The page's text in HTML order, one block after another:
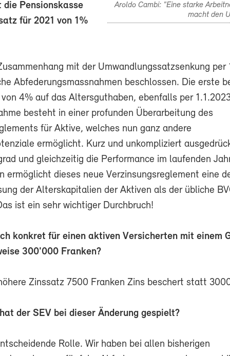
Aroldo Cambi: "Eine starke
macht den
die Pensionskasse
für 2021 von 1%
mit der Umwandlungssatzsenkung per
Abfederungsmassnahmen beschlossen. Die erste
4% auf das Altersguthaben, ebenfalls per
besteht in einer profunden Überarbeitung des
für Aktive, welches nun ganz andere
ermöglicht. Kurz und unkompliziert
und gleichzeitig die Performance im laufenden
ermöglicht dieses neue Verzinsungsreglement eine
der Alterskapitalien der Aktiven als der übliche
ist ein sehr wichtiger Durchbruch!
konkret für einen aktiven Versicherten mit einem
300'000 Franken?
Zinssatz 7500 Franken Zins beschert statt
der SEV bei dieser Änderung gespielt?
Rolle. Wir haben bei allen bisherigen